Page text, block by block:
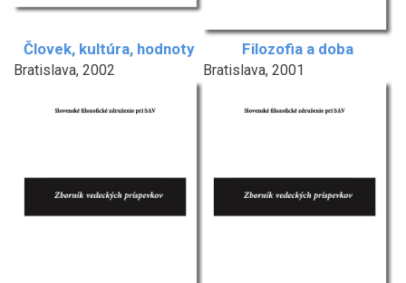
Človek, kultúra, hodnoty
Bratislava, 2002
Filozofia a doba
Bratislava, 2001